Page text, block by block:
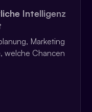
Intelligenz
Marketing
welche Chancen